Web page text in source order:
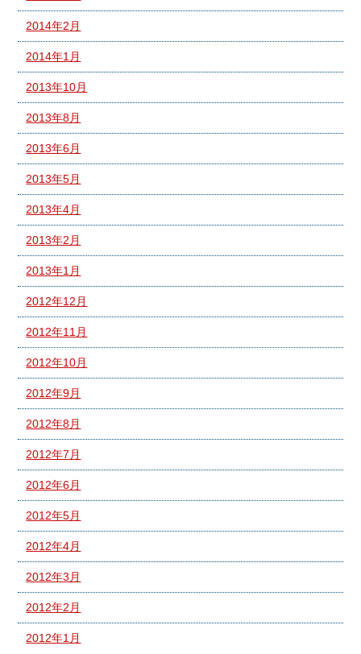
2014年2月
2014年1月
2013年10月
2013年8月
2013年6月
2013年5月
2013年4月
2013年2月
2013年1月
2012年12月
2012年11月
2012年10月
2012年9月
2012年8月
2012年7月
2012年6月
2012年5月
2012年4月
2012年3月
2012年2月
2012年1月